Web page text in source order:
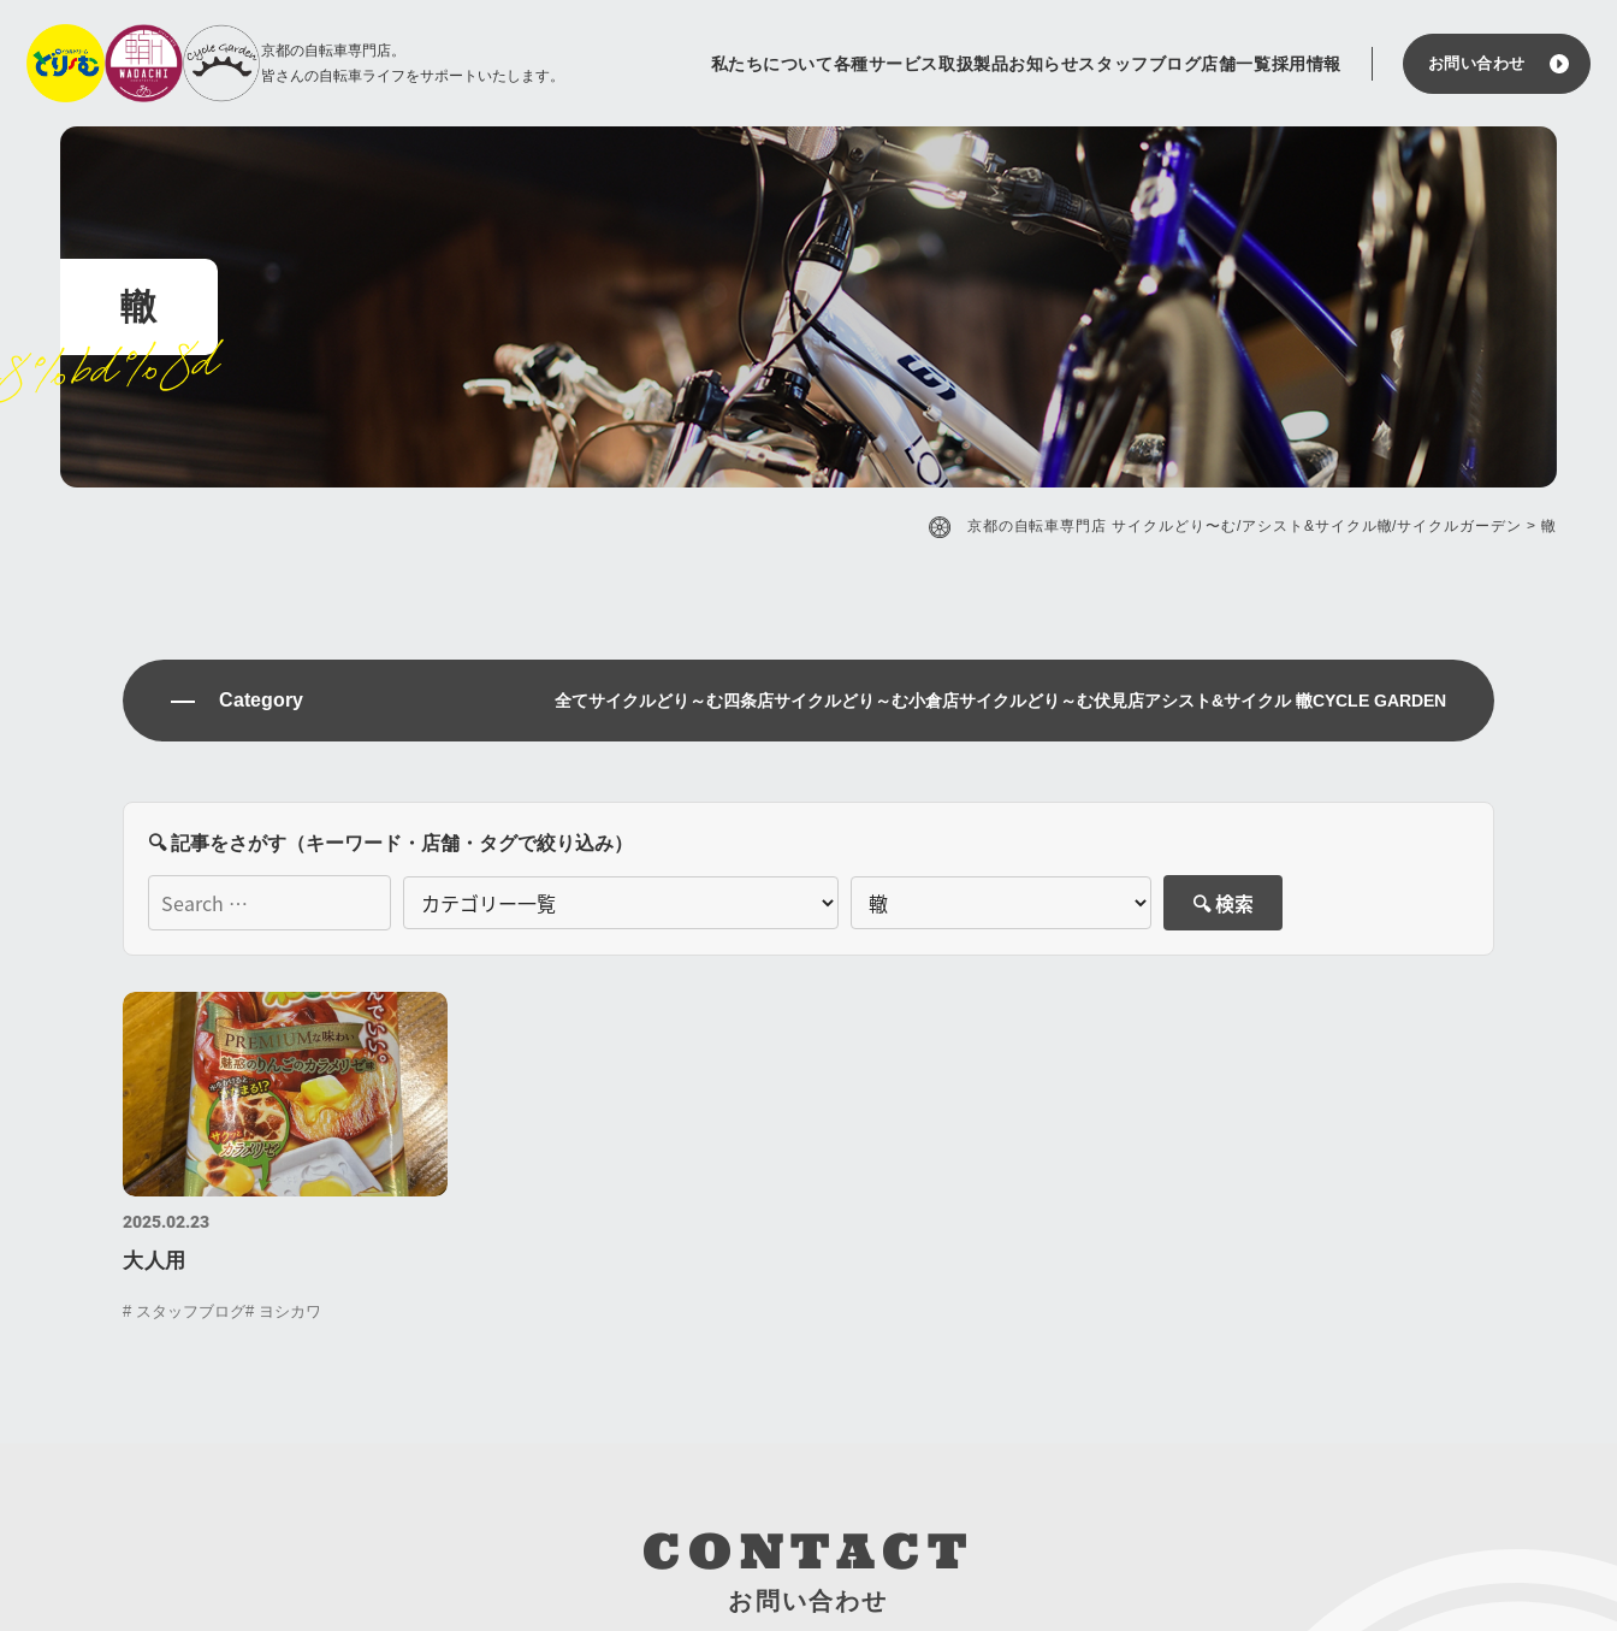
京都の自転車専門店。
皆さんの自転車ライフをサポートいたします。
私たちについて各種サービス取扱製品お知らせスタッフブログ店舗一覧採用情報 お問い合わせ
轍
京都の自転車専門店 サイクルどり〜む/アシスト&サイクル轍/サイクルガーデン >轍
Category 全てサイクルどり～む四条店サイクルどり～む小倉店サイクルどり～む伏見店アシスト&サイクル 轍CYCLE GARDEN
2025.02.23
大人用
# スタッフブログ# ヨシカワ
CONTACT
お問い合わせ